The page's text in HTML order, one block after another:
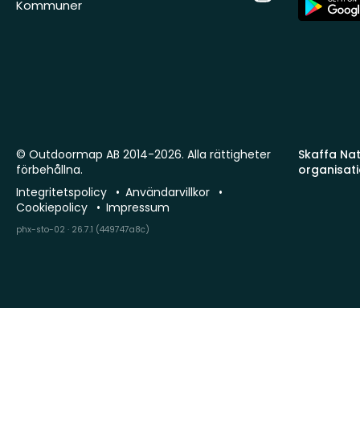
Kommuner
Store
Skaffa
© Outdoormap AB 2014-2026. Alla rättigheter
förbehållna.
Integritetspolicy
Användarvillkor
Cookiepolicy
Impressum
phx-sto-02 · 26.7.1 (449747a8c)